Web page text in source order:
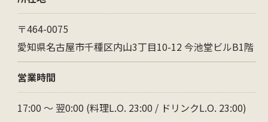
〒464-0075
愛知県名古屋市千種区内山3丁目10-12 今池堂ビルB1階
営業時間
17:00 ～ 翌0:00 (料理L.O. 23:00 / ドリンクL.O. 23:00)